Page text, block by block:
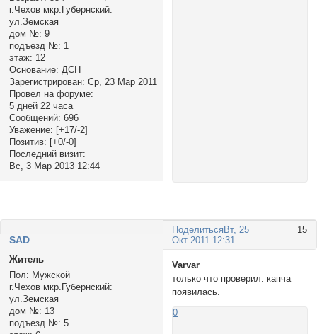
г.Чехов мкр.Губернский:
ул.Земская
дом №: 9
подъезд №: 1
этаж: 12
Основание: ДСН
Зарегистрирован: Ср, 23 Мар 2011
Провел на форуме:
5 дней 22 часа
Сообщений: 696
Уважение: [+17/-2]
Позитив: [+0/-0]
Последний визит:
Вс, 3 Мар 2013 12:44
Поделиться 15
Вт, 25
Окт 2011 12:31
SAD
Житель
Пол: Мужской
г.Чехов мкр.Губернский:
ул.Земская
дом №: 13
подъезд №: 5
Varvar
только что проверил. капча
появилась.
0